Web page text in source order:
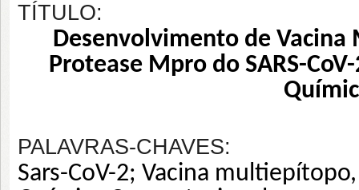
TÍTULO:
Desenvolvimento de
Protease Mpro do SARS-
PALAVRAS-CHAVES:
Sars-CoV-2; Vacina